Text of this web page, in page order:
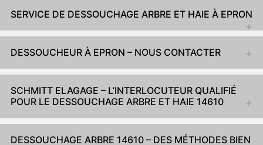
SERVICE DE DESSOUCHAGE ARBRE ET HAIE À EPRON
DESSOUCHEUR À EPRON – NOUS CONTACTER
SCHMITT ELAGAGE – L’INTERLOCUTEUR QUALIFIÉ
POUR LE DESSOUCHAGE ARBRE ET HAIE 14610
DESSOUCHAGE ARBRE 14610 – DES MÉTHODES BIEN